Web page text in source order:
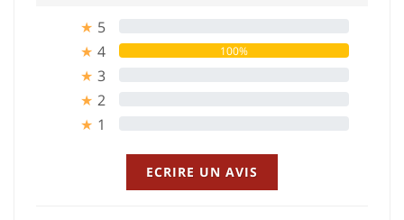
★ 5
★ 4 100%
★ 3
★ 2
★ 1
ECRIRE UN AVIS